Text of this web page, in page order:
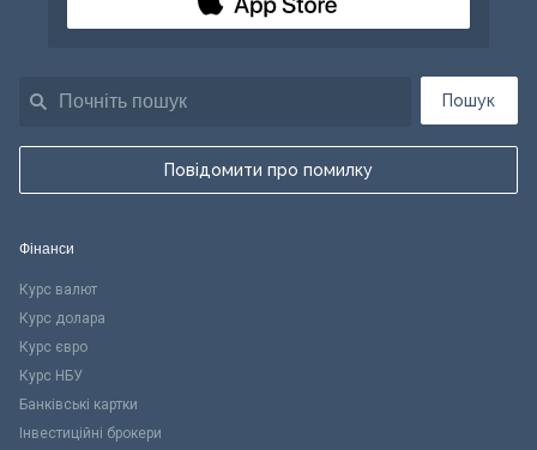
Пошук
Повідомити про помилку
Фінанси
Курс валют
Курс долара
Курс євро
Курс НБУ
Банківські картки
Інвестиційні брокери